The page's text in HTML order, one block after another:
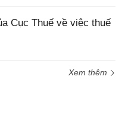
Cục Thuế về việc thuế
Xem thêm